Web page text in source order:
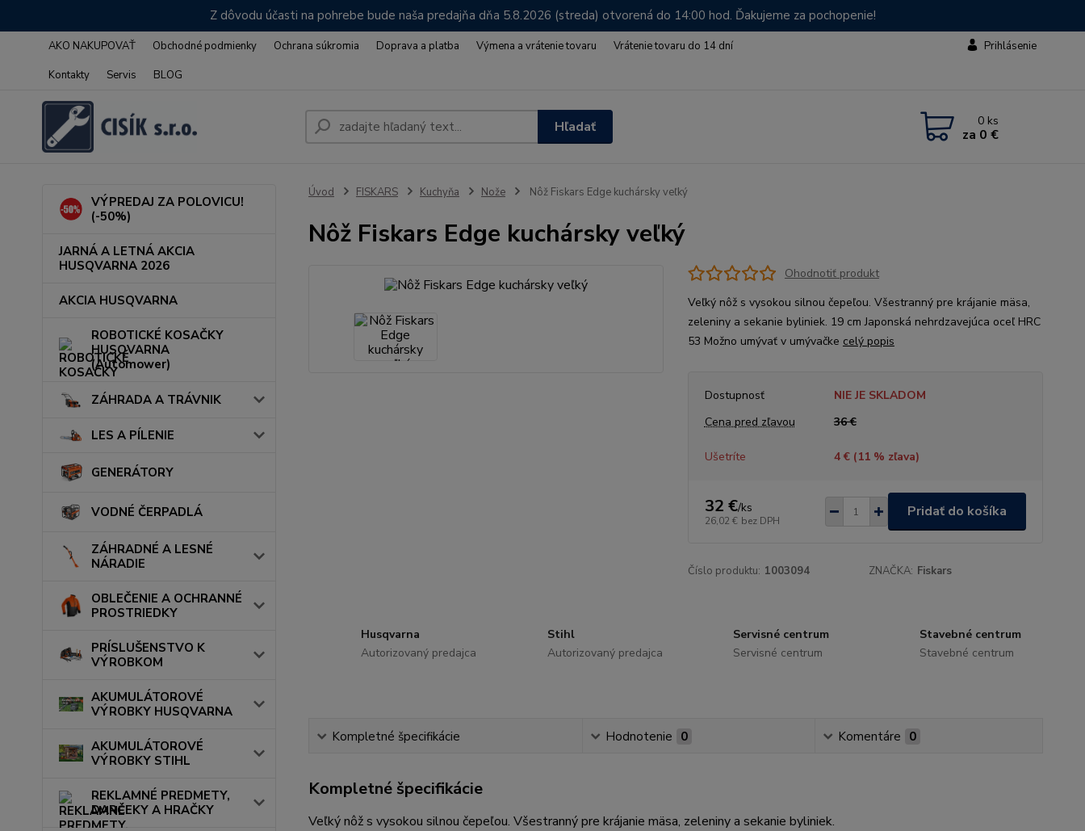
Z dôvodu účasti na pohrebe bude naša predajňa dňa 5.8.2026 (streda) otvorená do 14:00 hod. Ďakujeme za pochopenie!
AKO NAKUPOVAŤ Obchodné podmienky Ochrana súkromia Doprava a platba Výmena a vrátenie tovaru
Vrátenie tovaru do 14 dní
Kontakty
Servis BLOG
Prihlásenie
Hľadať 0 ks
za 0 €
VÝPREDAJ ZA POLOVICU!
(-50%)
JARNÁ A LETNÁ AKCIA
HUSQVARNA 2026
AKCIA HUSQVARNA
ROBOTICKÉ KOSAČKY
HUSQVARNA
(Automower)
ZÁHRADA A TRÁVNIK
LES A PÍLENIE
GENERÁTORY
VODNÉ ČERPADLÁ
ZÁHRADNÉ A LESNÉ
NÁRADIE
OBLEČENIE A OCHRANNÉ
PROSTRIEDKY
PRÍSLUŠENSTVO K
VÝROBKOM
AKUMULÁTOROVÉ
VÝROBKY HUSQVARNA
AKUMULÁTOROVÉ
VÝROBKY STIHL
REKLAMNÉ PREDMETY,
DARČEKY A HRAČKY
Úvod FISKARS Kuchyňa Nože Nôž Fiskars Edge kuchársky veľký
Nôž Fiskars Edge kuchársky veľký
Ohodnotiť produkt
Veľký nôž s vysokou silnou čepeľou. Všestranný pre krájanie mäsa,
zeleniny a sekanie byliniek. 19 cm Japonská nehrdzavejúca oceľ HRC
53 Možno umývať v umývačke celý popis
Dostupnosť
NIE JE SKLADOM
Cena pred zľavou
36 €
Ušetríte 4 € (11% zľava)
32 €/ks
26,02 € bez DPH
Pridať do košíka
Číslo produktu: 1003094 ZNAČKA: Fiskars
Husqvarna
Autorizovaný predajca
Stihl
Autorizovaný predajca
Servisné centrum
Servisné centrum
Stavebné centrum
Stavebné centrum
Kompletné špecifikácie Hodnotenie 0 Komentáre 0
Kompletné špecifikácie
Veľký nôž s vysokou silnou čepeľou. Všestranný pre krájanie mäsa, zeleniny a sekanie byliniek.